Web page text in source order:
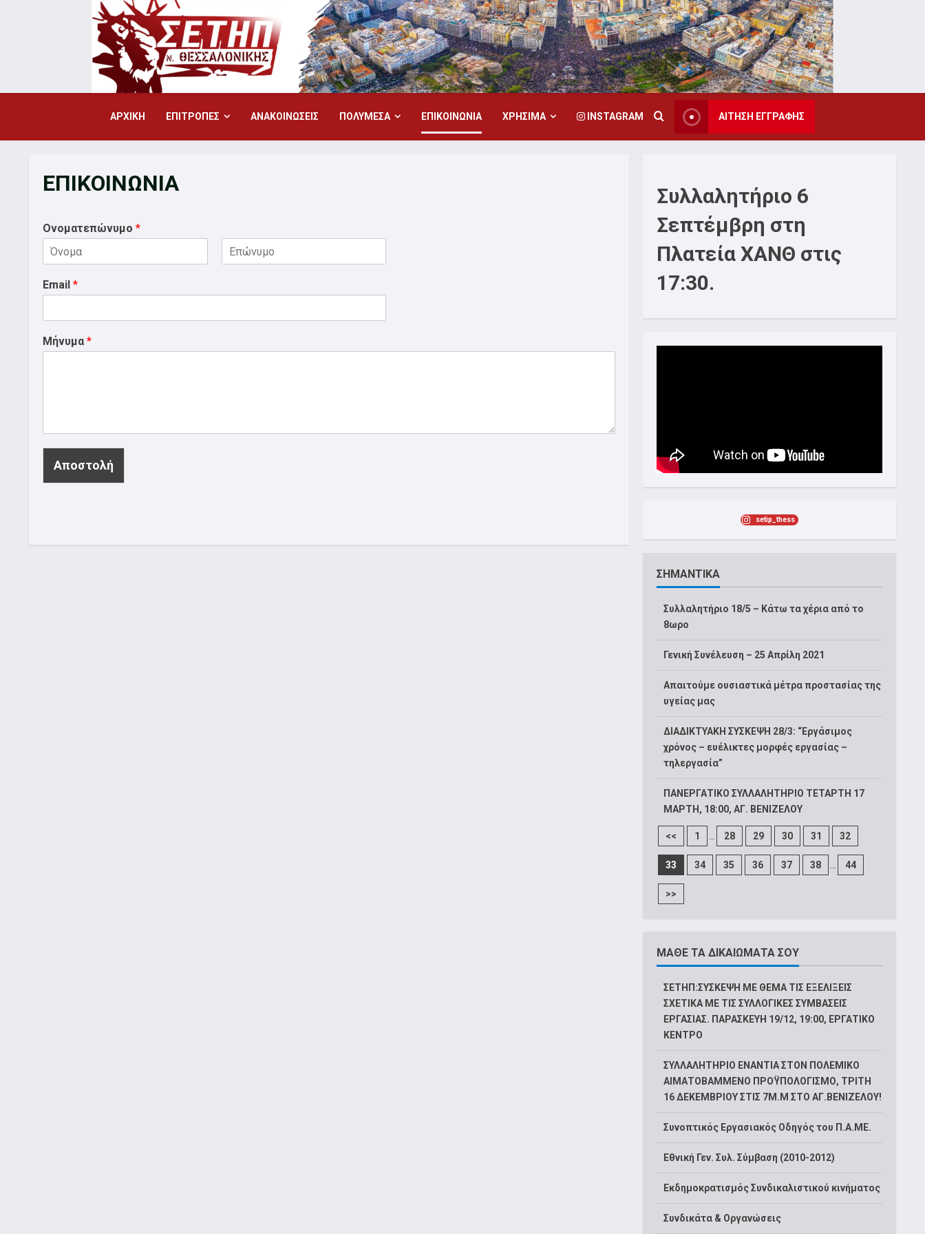
ΑΡΧΙΚΗ ΕΠΙΤΡΟΠΕΣ ΑΝΑΚΟΙΝΩΣΕΙΣ ΠΟΛΥΜΕΣΑ ΕΠΙΚΟΙΝΩΝΙΑ ΧΡΗΣΙΜΑ INSTAGRAM ΑΙΤΗΣΗ ΕΓΓΡΑΦΗΣ
ΕΠΙΚΟΙΝΩΝΙΑ
Ονοματεπώνυμο *
Email *
Μήνυμα *
Αποστολή
Συλλαλητήριο 6
Σεπτέμβρη στη
Πλατεία ΧΑΝΘ στις
17:30.
setip_thess
ΣΗΜΑΝΤΙΚΑ
Συλλαλητήριο 18/5 – Κάτω τα χέρια από το
8ωρο
Γενική Συνέλευση – 25 Απρίλη 2021
Απαιτούμε ουσιαστικά μέτρα προστασίας της
υγείας μας
ΔΙΑΔΙΚΤΥΑΚΗ ΣΥΣΚΕΨΗ 28/3: “Εργάσιμος
χρόνος – ευέλικτες μορφές εργασίας –
τηλεργασία”
ΠΑΝΕΡΓΑΤΙΚΟ ΣΥΛΛΑΛΗΤΗΡΙΟ ΤΕΤΑΡΤΗ 17
ΜΑΡΤΗ, 18:00, ΑΓ. ΒΕΝΙΖΕΛΟΥ
<< 1 28 29 30 31 32
33 34 35 36 37 38 44
>>
ΜΑΘΕ ΤΑ ΔΙΚΑΙΩΜΑΤΑ ΣΟΥ
ΣΕΤΗΠ:ΣΥΣΚΕΨΗ ΜΕ ΘΕΜΑ ΤΙΣ ΕΞΕΛΙΞΕΙΣ
ΣΧΕΤΙΚΑ ΜΕ ΤΙΣ ΣΥΛΛΟΓΙΚΕΣ ΣΥΜΒΑΣΕΙΣ
ΕΡΓΑΣΙΑΣ. ΠΑΡΑΣΚΕΥΗ 19/12, 19:00, ΕΡΓΑΤΙΚΟ
ΚΕΝΤΡΟ
ΣΥΛΛΑΛΗΤΗΡΙΟ ΕΝΑΝΤΙΑ ΣΤΟΝ ΠΟΛΕΜΙΚΟ
ΑΙΜΑΤΟΒΑΜΜΕΝΟ ΠΡΟΫΠΟΛΟΓΙΣΜΟ, ΤΡΙΤΗ
16 ΔΕΚΕΜΒΡΙΟΥ ΣΤΙΣ 7Μ.Μ ΣΤΟ ΑΓ.ΒΕΝΙΖΕΛΟΥ!
Συνοπτικός Εργασιακός Οδηγός του Π.Α.ΜΕ.
Εθνική Γεν. Συλ. Σύμβαση (2010-2012)
Εκδημοκρατισμός Συνδικαλιστικού κινήματος
Συνδικάτα & Οργανώσεις